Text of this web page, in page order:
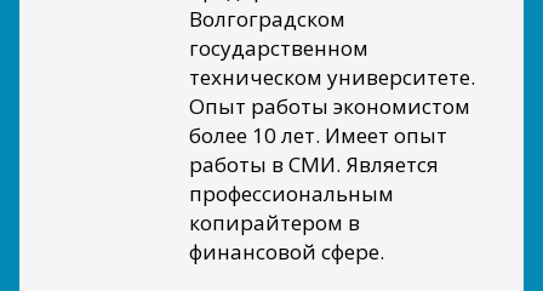
Волгоградском
государственном
техническом университете.
Опыт работы экономистом
более 10 лет. Имеет опыт
работы в СМИ. Является
профессиональным
копирайтером в
финансовой сфере.